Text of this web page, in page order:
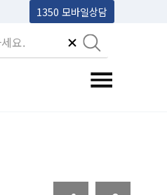
1350 모바일상담
전체메뉴 토글